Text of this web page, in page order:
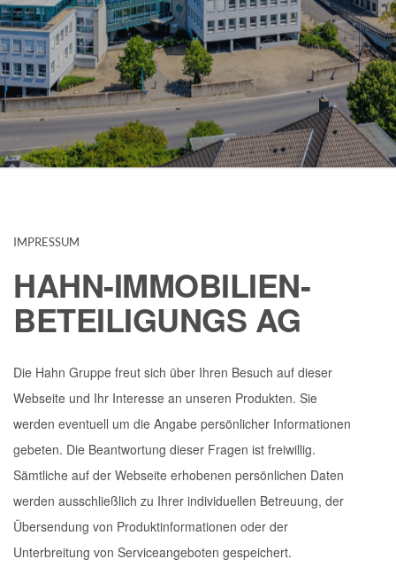
IMPRESSUM
HAHN-IMMOBILIEN-
BETEILIGUNGS AG
Die Hahn Gruppe freut sich über Ihren Besuch auf dieser
Webseite und Ihr Interesse an unseren Produkten. Sie
werden eventuell um die Angabe persönlicher Informationen
gebeten. Die Beantwortung dieser Fragen ist freiwillig.
Sämtliche auf der Webseite erhobenen persönlichen Daten
werden ausschließlich zu Ihrer individuellen Betreuung, der
Übersendung von Produktinformationen oder der
Unterbreitung von Serviceangeboten gespeichert.